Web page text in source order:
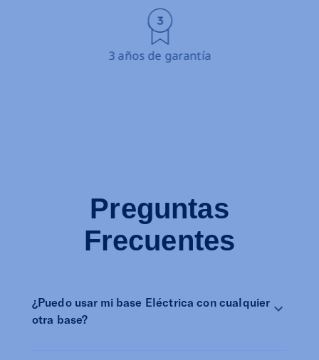
3 años de garantía
Preguntas
Frecuentes
¿Puedo usar mi base Eléctrica con cualquier
otra base?